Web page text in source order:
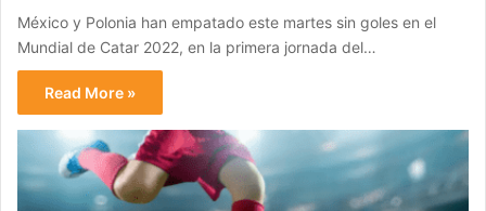
México y Polonia han empatado este martes sin goles en el
Mundial de Catar 2022, en la primera jornada del…
Read More »